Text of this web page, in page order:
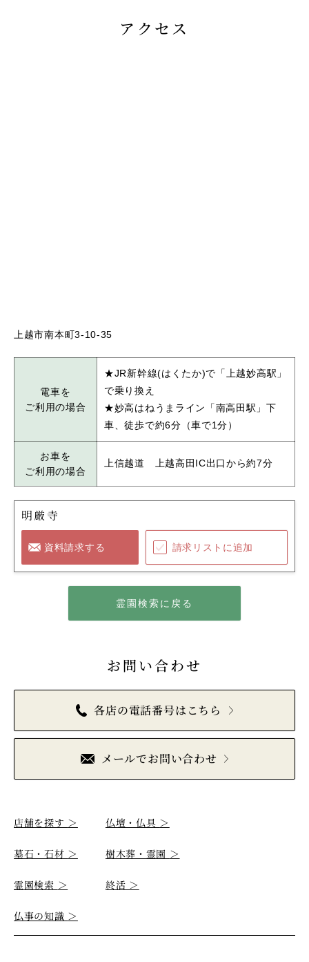
アクセス
上越市南本町3-10-35
電車を
ご利用の場合
★JR新幹線(はくたか)で「上越妙高駅」
で乗り換え
★妙高はねうまライン「南高田駅」下
車、徒歩で約6分（車で1分）
お車を
ご利用の場合
上信越道 上越高田IC出口から約7分
明厳寺
資料請求する 請求リストに追加
霊園検索に戻る
お問い合わせ
各店の電話番号はこちら
メールでお問い合わせ
店舗を探す ＞ 仏壇・仏具 ＞
墓石・石材 ＞ 樹木葬・霊園 ＞
霊園検索 ＞ 終活 ＞
仏事の知識 ＞